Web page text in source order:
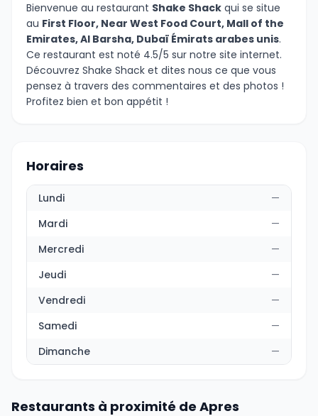
Bienvenue au restaurant Shake Shack qui se situe
au First Floor, Near West Food Court, Mall of the
Emirates, Al Barsha, Dubaï Émirats arabes unis.
Ce restaurant est noté 4.5/5 sur notre site internet.
Découvrez Shake Shack et dites nous ce que vous
pensez à travers des commentaires et des photos !
Profitez bien et bon appétit !
Horaires
Lundi
—
Mardi
—
Mercredi
—
Jeudi
—
Vendredi
—
Samedi
—
Dimanche
—
Restaurants à proximité de Apres